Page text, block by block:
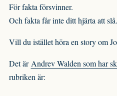
För fakta försvinner.
Och fakta får inte ditt hjärta att slå.
Vill du istället höra en story om
Det är Andrev Walden som har
rubriken är: